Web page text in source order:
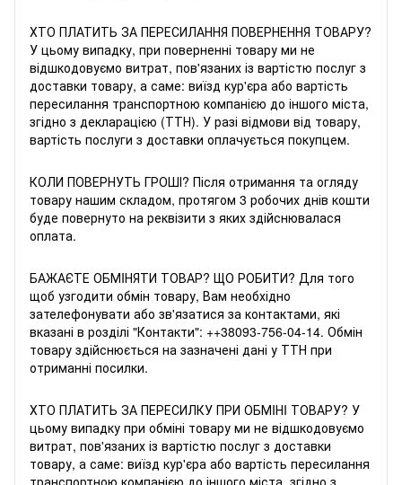
ХТО ПЛАТИТЬ ЗА ПЕРЕСИЛАННЯ ПОВЕРНЕННЯ ТОВАРУ?
У цьому випадку, при поверненні товару ми не
відшкодовуємо витрат, пов'язаних із вартістю послуг з
доставки товару, а саме: виїзд кур'єра або вартість
пересилання транспортною компанією до іншого міста,
згідно з декларацією (ТТН). У разі відмови від товару,
вартість послуги з доставки оплачується покупцем.
КОЛИ ПОВЕРНУТЬ ГРОШІ? Після отримання та огляду
товару нашим складом, протягом 3 робочих днів кошти
буде повернуто на реквізити з яких здійснювалася
оплата.
БАЖАЄТЕ ОБМIНЯТИ ТОВАР? ЩО РОБИТИ? Для того
щоб узгодити обмін товару, Вам необхідно
зателефонувати або зв'язатися за контактами, які
вказані в розділі "Контакти": ++38093-756-04-14. Обмін
товару здійснюється на зазначені дані у ТТН при
отриманні посилки.
ХТО ПЛАТИТЬ ЗА ПЕРЕСИЛКУ ПРИ ОБМIНI ТОВАРУ? У
цьому випадку при обміні товару ми не відшкодовуємо
витрат, пов'язаних із вартістю послуг з доставки
товару, а саме: виїзд кур'єра або вартість пересилання